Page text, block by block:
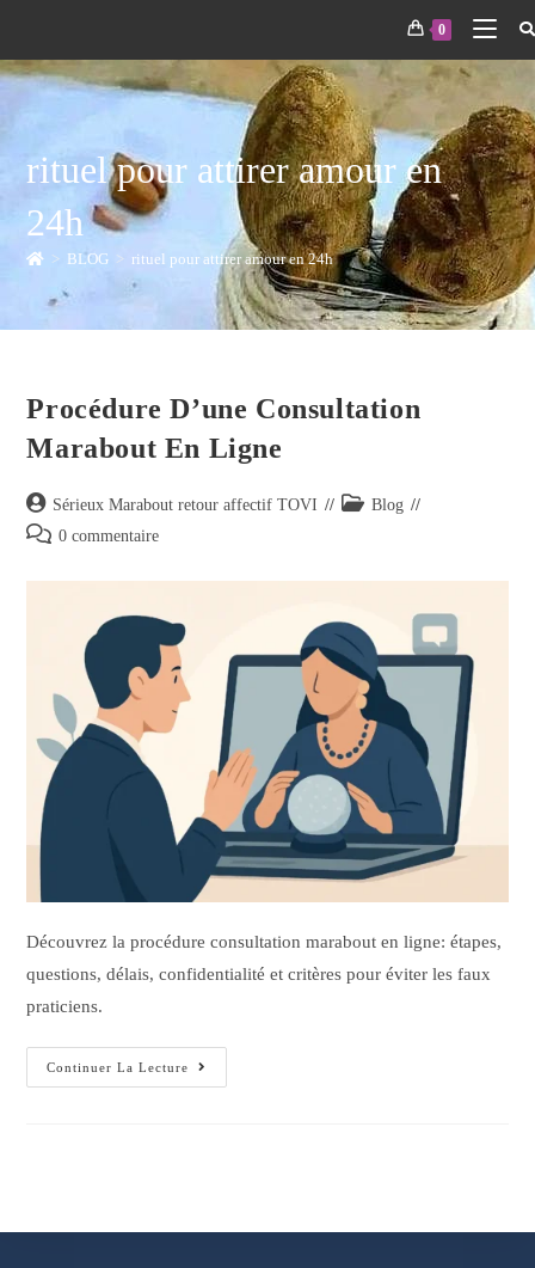
0
rituel pour attirer amour en
24h
> BLOG > rituel pour attirer amour en 24h
Procédure D’une Consultation
Marabout En Ligne
Sérieux Marabout retour affectif TOVI
Blog
0 commentaire
Découvrez la procédure consultation marabout en ligne: étapes,
questions, délais, confidentialité et critères pour éviter les faux
praticiens.
Continuer La Lecture